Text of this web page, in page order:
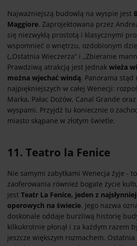
Najważniejszą budowlą na wyspie jest
Maggiore. Zaprojektowana przez
się niezwykłą prostotą i klasycznymi
wspomnieć o wnętrzu, ozdobionym
(„Ostatnia Wieczerza” i „Zbieranie
Prawdziwą atrakcją jest jednak wieża
można wjechać windą. Panorama stąd
najpiękniejszych w całej Wenecji:
Marka, Pałac Dożów, Canal Grande
wyspami. Przyjdź tu koniecznie o
miasto skąpane w złotym świetle.
11. Teatro la Fenice
Nie samymi zabytkami Wenecja żyje -
zaoferowania również bogate życie
jest Teatr La Fenice, jeden z
operowych na świecie. Jego nazwa
doskonale oddaje burzliwą historię
kilkukrotnie płonął i za każdym razem
jeszcze większym rozmachem.